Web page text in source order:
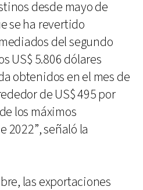
desde mayo de
se ha revertido
del segundo
US$ 5.806 dólares
obtenidos en el mes de
de US$ 495 por
los máximos
2022”, señaló la
las exportaciones